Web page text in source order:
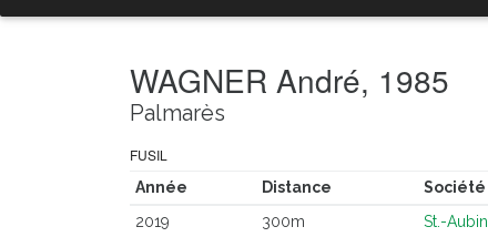
WAGNER André, 1985
Palmarès
FUSIL
Année Distance Société
2019
300m St.-Aubin